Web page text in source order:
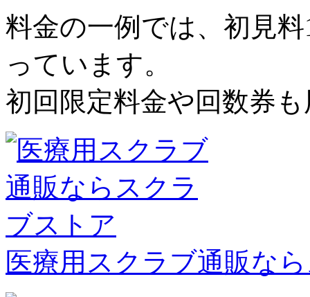
料金の一例では、初見
っています。
初回限定料金や回数券
医療用スクラブ通販な